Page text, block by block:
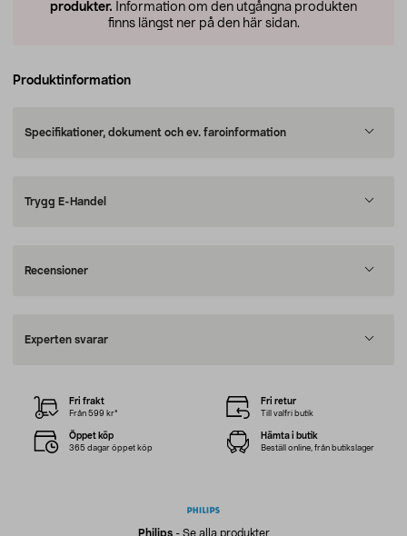
produkter. Information om den utgångna produkten
finns längst ner på den här sidan.
Produktinformation
Specifikationer, dokument och ev. faroinformation
Trygg E-Handel
Recensioner
Experten svarar
Philips- Se alla produkter
Fri frakt
Från 599 kr*
Fri retur
Till valfri butik
Öppet köp
365 dagar öppet köp
Hämta i butik
Beställ online, från butikslager